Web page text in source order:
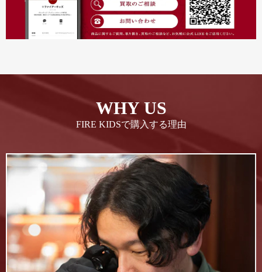
WHY US
FIRE KIDSで購入する理由